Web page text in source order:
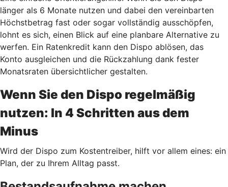
länger als 6 Monate nutzen und dabei den vereinbarten
Höchstbetrag fast oder sogar vollständig ausschöpfen,
lohnt es sich, einen Blick auf eine planbare Alternative zu
werfen. Ein Ratenkredit kann den Dispo ablösen, das
Konto ausgleichen und die Rückzahlung dank fester
Monatsraten übersichtlicher gestalten.
Wenn Sie den Dispo regelmäßig
nutzen: In 4 Schritten aus dem
Minus
Wird der Dispo zum Kostentreiber, hilft vor allem eines: ein
Plan, der zu Ihrem Alltag passt.